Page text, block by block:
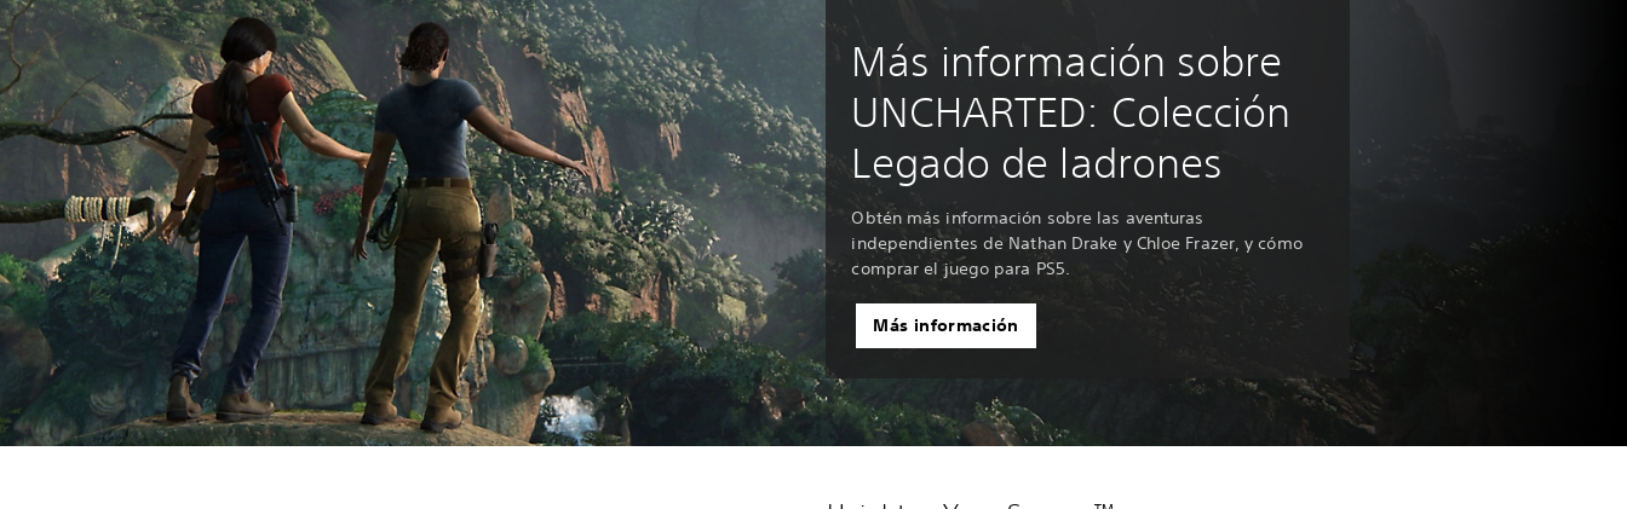
Más información sobre
UNCHARTED: Colección
Legado de ladrones
Obtén más información sobre las aventuras
independientes de Nathan Drake y Chloe Frazer, y cómo
comprar el juego para PS5.
Más información